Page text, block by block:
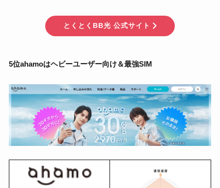
とくとくBB光 公式サイト
5位ahamoはヘビーユーザー向け＆最強SIM